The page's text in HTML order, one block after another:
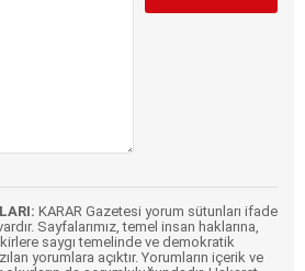
KARAR Gazetesi yorum sütunları ifade
Sayfalarımız, temel insan haklarına,
saygı temelinde ve demokratik
yorumlara açıktır. Yorumların içerik ve